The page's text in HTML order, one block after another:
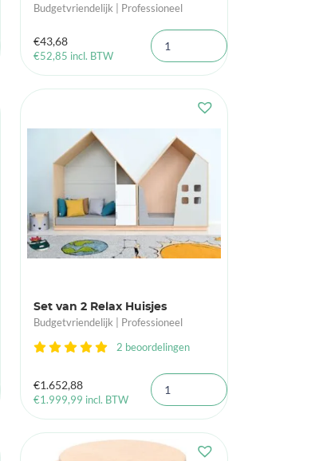
Budgetvriendelijk | Professioneel
€43,68
€52,85 incl. BTW
Set van 2 Relax Huisjes
Budgetvriendelijk | Professioneel
2 beoordelingen
€1.652,88
€1.999,99 incl. BTW